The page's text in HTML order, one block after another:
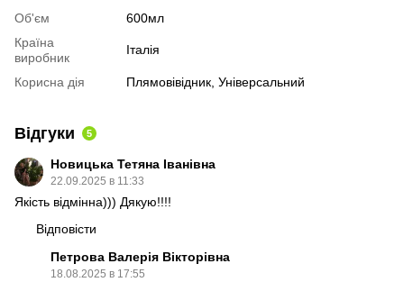
Об'єм
600мл
Країна
виробник
Італія
Корисна дія Плямовівідник, Універсальний
Відгуки 5
Новицька Тетяна Іванівна
22.09.2025 в 11:33
Якість відмінна))) Дякую!!!!
Відповісти
Петрова Валерія Вікторівна
18.08.2025 в 17:55